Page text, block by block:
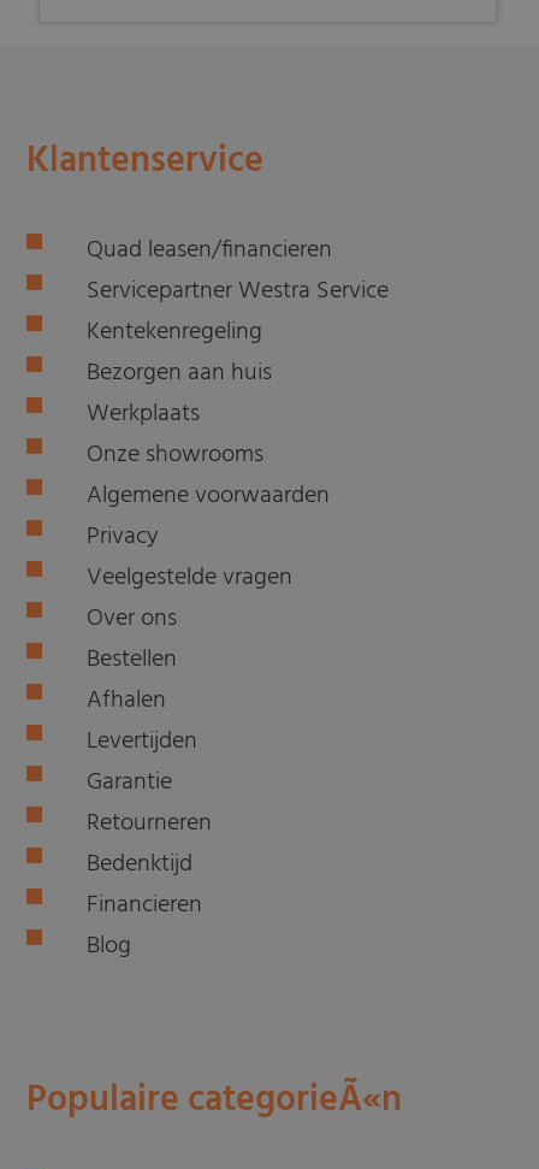
Klantenservice
Quad leasen/financieren
Servicepartner Westra Service
Kentekenregeling
Bezorgen aan huis
Werkplaats
Onze showrooms
Algemene voorwaarden
Privacy
Veelgestelde vragen
Over ons
Bestellen
Afhalen
Levertijden
Garantie
Retourneren
Bedenktijd
Financieren
Blog
Populaire categorieÃ«n